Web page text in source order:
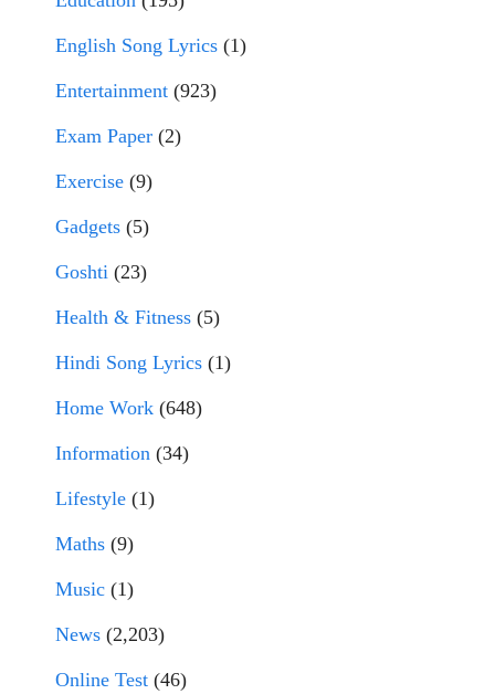
English Song Lyrics (1)
Entertainment (923)
Exam Paper (2)
Exercise (9)
Gadgets (5)
Goshti (23)
Health & Fitness (5)
Hindi Song Lyrics (1)
Home Work (648)
Information (34)
Lifestyle (1)
Maths (9)
Music (1)
News (2,203)
Online Test (46)